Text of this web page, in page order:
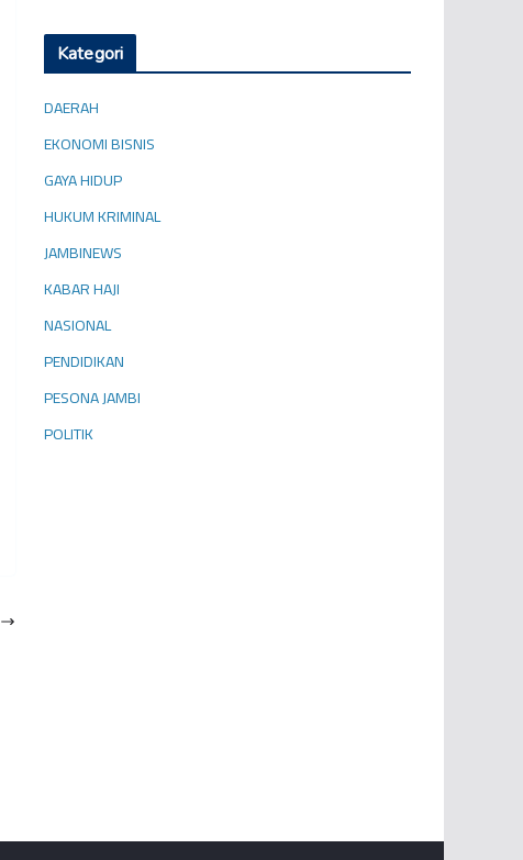
Kategori
DAERAH
EKONOMI BISNIS
GAYA HIDUP
HUKUM KRIMINAL
JAMBINEWS
KABAR HAJI
NASIONAL
PENDIDIKAN
PESONA JAMBI
POLITIK